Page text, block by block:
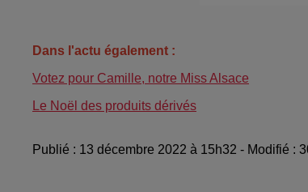
Dans l'actu également :
Votez pour Camille, notre Miss Alsace
Le Noël des produits dérivés
Publié : 13 décembre 2022 à 15h32 - Modifié :